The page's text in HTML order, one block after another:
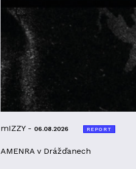
mIZZY - 06.08.2026 REPORT
AMENRA v Drážďanech